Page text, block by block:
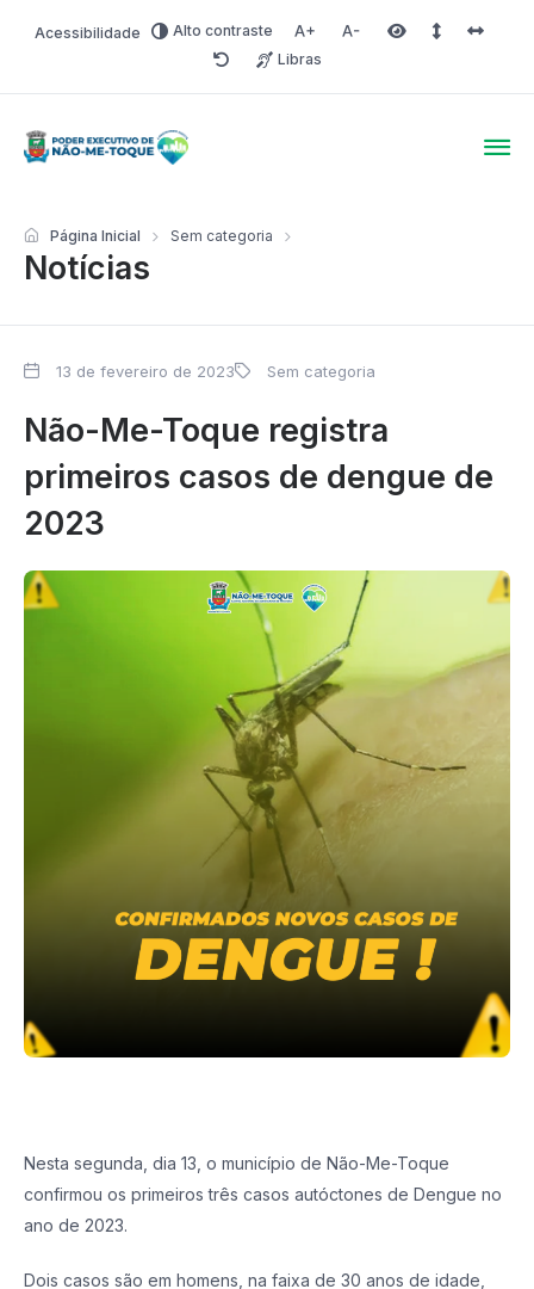
Acessibilidade Alto contraste Aumentar fonte
Diminuir fonteÁrea selecionada
Espaço
RedefinirLibras
Notícias
Página Inicial Sem categoria
13 de fevereiro de 2023 Sem categoria
Não-Me-Toque registra
primeiros casos de dengue de
2023
Nesta segunda, dia 13, o município de Não-Me-Toque
confirmou os primeiros três casos autóctones de Dengue no
ano de 2023.
Dois casos são em homens, na faixa de 30 anos de idade,